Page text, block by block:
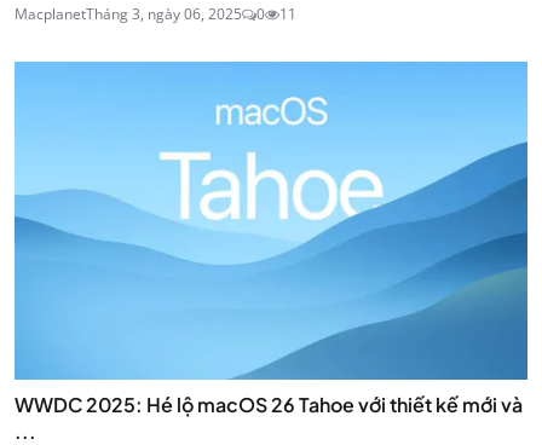
MacplanetTháng 3, ngày 06, 2025 0 11
WWDC 2025: Hé lộ macOS 26 Tahoe với thiết kế mới và
...